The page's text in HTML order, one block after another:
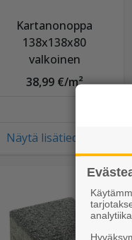
Kartanonoppa
138x138x80
valkoinen
38,99 €/m²
Näytä lisätiedot